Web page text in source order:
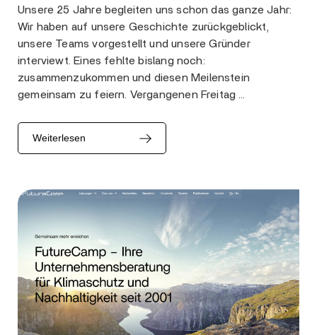
Unsere 25 Jahre begleiten uns schon das ganze Jahr:
Wir haben auf unsere Geschichte zurückgeblickt,
unsere Teams vorgestellt und unsere Gründer
interviewt. Eines fehlte bislang noch:
zusammenzukommen und diesen Meilenstein
gemeinsam zu feiern. Vergangenen Freitag …
Weiterlesen